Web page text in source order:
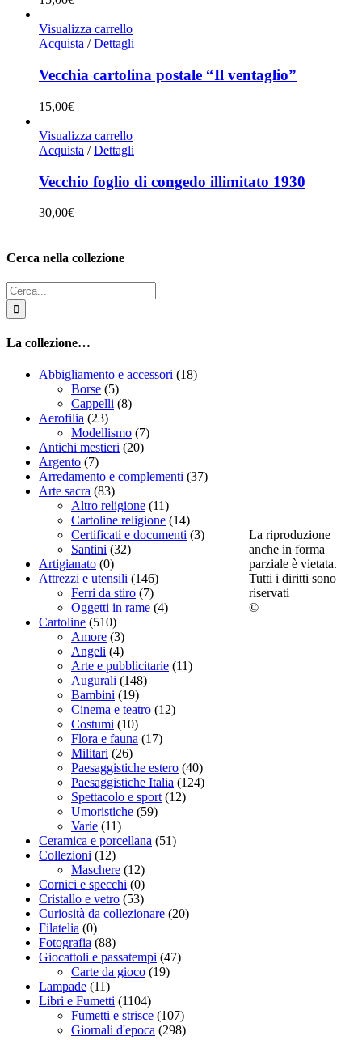
Visualizza carrello
Acquista / Dettagli
Vecchia cartolina postale “Il ventaglio”
15,00€
Visualizza carrello
Acquista / Dettagli
Vecchio foglio di congedo illimitato 1930
30,00€
Cerca nella collezione
Cerca
per:
La collezione…
Abbigliamento e accessori (18)
Borse (5)
Cappelli (8)
Aerofilia (23)
Modellismo (7)
Antichi mestieri (20)
Argento (7)
Arredamento e complementi (37)
Arte sacra (83)
Altro religione (11)
Cartoline religione (14)
Certificati e documenti (3)
Santini (32)
Artigianato (0)
Attrezzi e utensili (146)
Ferri da stiro (7)
Oggetti in rame (4)
Cartoline (510)
Amore (3)
Angeli (4)
Arte e pubblicitarie (11)
Augurali (148)
Bambini (19)
Cinema e teatro (12)
Costumi (10)
Flora e fauna (17)
Militari (26)
Paesaggistiche estero (40)
Paesaggistiche Italia (124)
Spettacolo e sport (12)
Umoristiche (59)
Varie (11)
Ceramica e porcellana (51)
Collezioni (12)
Maschere (12)
Cornici e specchi (0)
Cristallo e vetro (53)
Curiosità da collezionare (20)
Filatelia (0)
Fotografia (88)
Giocattoli e passatempi (47)
Carte da gioco (19)
Lampade (11)
Libri e Fumetti (1104)
Fumetti e strisce (107)
Giornali d'epoca (298)
La riproduzione
anche in forma
parziale è vietata.
Tutti i diritti sono
riservati
©